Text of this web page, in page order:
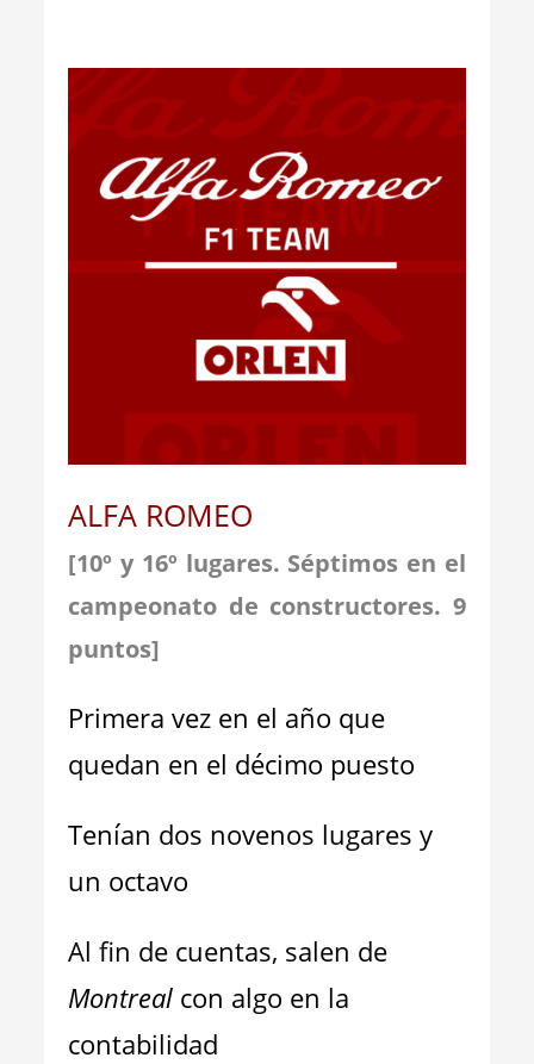
ALFA ROMEO
[10º y 16º lugares. Séptimos en el
campeonato de constructores. 9
puntos]
Primera vez en el año que
quedan en el décimo puesto
Tenían dos novenos lugares y
un octavo
Al fin de cuentas, salen de
Montreal con algo en la
contabilidad